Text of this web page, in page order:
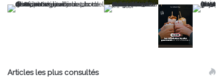
Articles les plus consultés